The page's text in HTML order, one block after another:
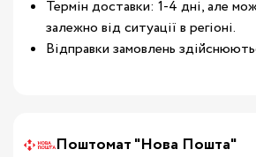
Термін доставки: 1-4 дні, але
залежно від ситуації в регіоні.
Відправки замовлень
Поштомат "Нова Пошта"